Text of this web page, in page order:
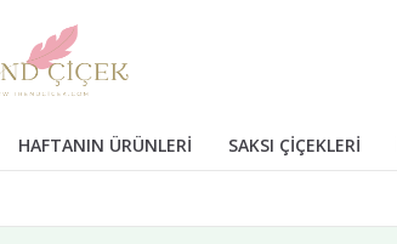
HAFTANIN ÜRÜNLERİ SAKSI ÇİÇEKLERİ